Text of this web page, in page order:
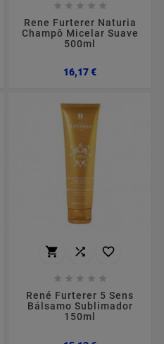
    
Rene Furterer Naturia
Champô Micelar Suave
500ml
16,17 €Preço
  
    
René Furterer 5 Sens
Bálsamo Sublimador
150ml